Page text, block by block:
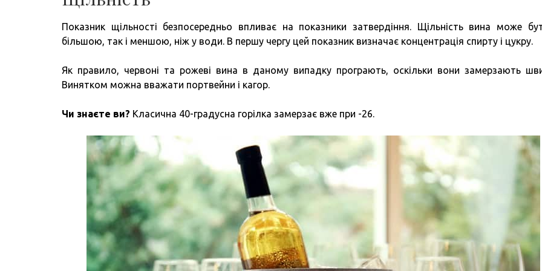
Показник щільності безпосередньо впливає на показники затвердіння. Щільність вина може
більшою, так і меншою, ніж у води. В першу чергу цей показник визначає концентрація спирту і цукру.
Як правило, червоні та рожеві вина в даному випадку програють, оскільки вони замерзають
Винятком можна вважати портвейни і кагор.
Чи знаєте ви? Класична 40-градусна горілка замерзає вже при -26.